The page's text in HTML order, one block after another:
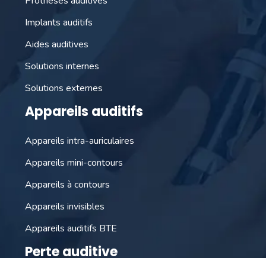
Implants auditifs
Aides auditives
Solutions internes
Solutions externes
Appareils auditifs
Appareils intra-auriculaires
Appareils mini-contours
Appareils à contours
Appareils invisibles
Appareils auditifs BTE
Perte auditive